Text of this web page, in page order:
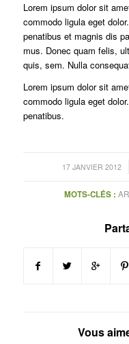
Lorem ipsum dolor sit
commodo ligula eget
penatibus et magnis dis
mus. Donec quam felis,
quis, sem. Nulla
Lorem ipsum dolor sit
commodo ligula eget
penatibus.
17 JANVIER 2012
/
MOTS-CLÉS :
Vous